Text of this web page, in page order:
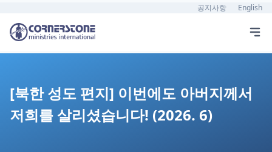
공지사항 English
[북한 성도 편지] 이번에도 아버지께서
저희를 살리셨습니다! (2026. 6)